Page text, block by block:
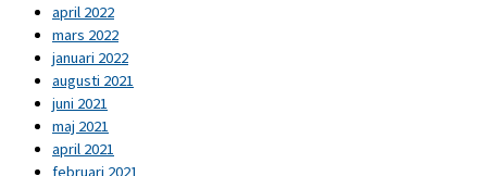
april 2022
mars 2022
januari 2022
augusti 2021
juni 2021
maj 2021
april 2021
februari 2021